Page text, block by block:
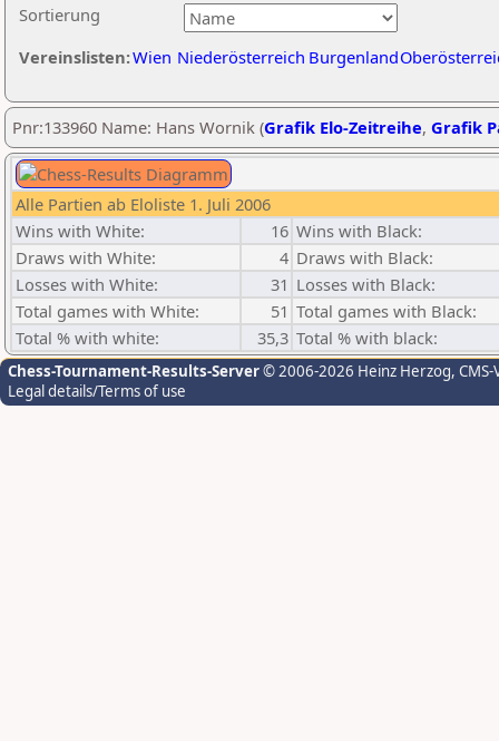
Sortierung
Vereinslisten:Wien Niederösterreich Burgenland
Pnr:133960 Name: Hans Wornik (Grafik Elo-Zeitreihe, Grafik
Alle Partien ab Eloliste 1. Juli 2006
Wins with White:
16 Wins with Black:
Draws with White:
4 Draws with Black:
Losses with White:
31 Losses with Black:
Total games with White:
51 Total games with Black:
Total % with white:
35,3 Total % with black:
Chess-Tournament-Results-Server© 2006-2026 Heinz Herzog,
Legal details/Terms of use